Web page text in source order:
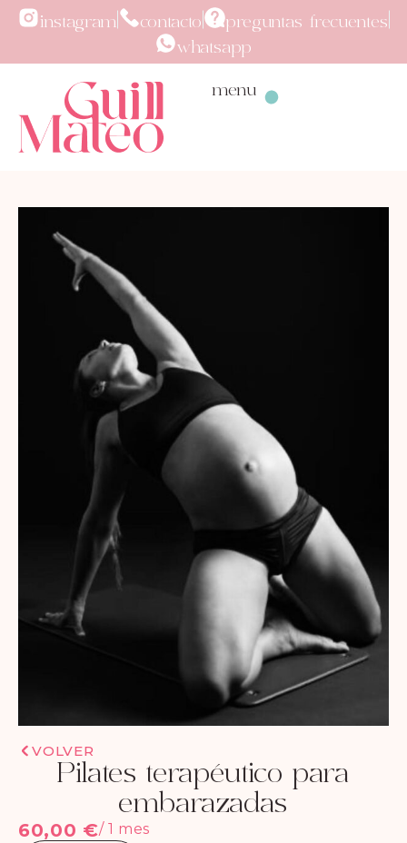
instagram contacto
preguntas frecuentes
whatsapp
menu
VOLVER
Pilates terapéutico para
embarazadas
60,00 €/ 1 mes